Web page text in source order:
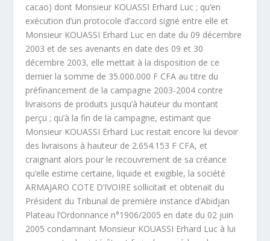
cacao) dont Monsieur KOUASSI Erhard Luc ; qu’en
exécution d’un protocole d’accord signé entre elle et
Monsieur KOUASSI Erhard Luc en date du 09 décembre
2003 et de ses avenants en date des 09 et 30
décembre 2003, elle mettait à la disposition de ce
dernier la somme de 35.000.000 F CFA au titre du
préfinancement de la campagne 2003-2004 contre
livraisons de produits jusqu’à hauteur du montant
perçu ; qu’à la fin de la campagne, estimant que
Monsieur KOUASSI Erhard Luc restait encore lui devoir
des livraisons à hauteur de 2.654.153 F CFA, et
craignant alors pour le recouvrement de sa créance
qu’elle estime certaine, liquide et exigible, la société
ARMAJARO COTE D’IVOIRE sollicitait et obtenait du
Président du Tribunal de première instance d’Abidjan
Plateau l’Ordonnance n°1906/2005 en date du 02 juin
2005 condamnant Monsieur KOUASSI Erhard Luc à lui